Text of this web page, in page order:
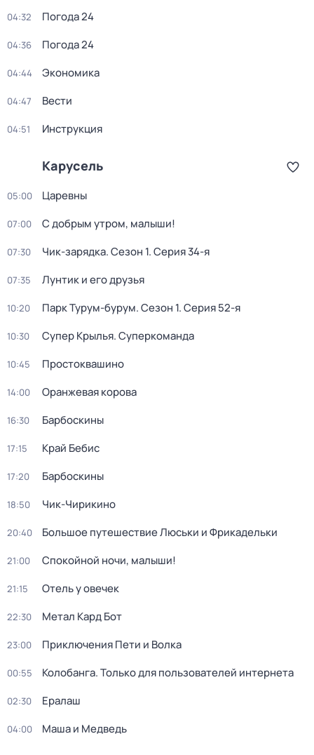
04:32 Погода 24
04:36 Погода 24
04:44 Экономика
04:47 Вести
04:51 Инструкция
Карусель
05:00 Царевны
07:00 С добрым утром, малыши!
07:30 Чик-зарядка. Сезон 1. Серия 34-я
07:35 Лунтик и его друзья
10:20 Парк Турум-бурум. Сезон 1. Серия 52-я
10:30 Супер Крылья. Суперкоманда
10:45 Простоквашино
14:00 Оранжевая корова
16:30 Барбоскины
17:15 Край Бебис
17:20 Барбоскины
18:50 Чик-Чирикино
20:40 Большое путешествие Люськи и Фрикадельки
21:00 Спокойной ночи, малыши!
21:15 Отель у овечек
22:30 Метал Кард Бот
23:00 Приключения Пети и Волка
00:55 Колобанга. Только для пользователей интернета
02:30 Ералаш
04:00 Маша и Медведь